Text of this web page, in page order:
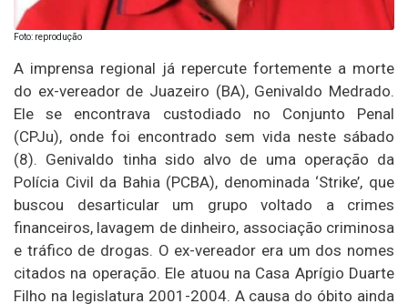
Foto: reprodução
A imprensa regional já repercute fortemente a morte
do ex-vereador de Juazeiro (BA), Genivaldo Medrado.
Ele se encontrava custodiado no Conjunto Penal
(CPJu), onde foi encontrado sem vida neste sábado
(8). Genivaldo tinha sido alvo de uma operação da
Polícia Civil da Bahia (PCBA), denominada ‘Strike’, que
buscou desarticular um grupo voltado a crimes
financeiros, lavagem de dinheiro, associação criminosa
e tráfico de drogas. O ex-vereador era um dos nomes
citados na operação. Ele atuou na Casa Aprígio Duarte
Filho na legislatura 2001-2004. A causa do óbito ainda